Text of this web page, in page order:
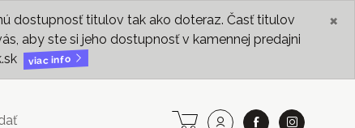
dostupnosť titulov tak ako doteraz. Časť titulov
aby ste si jeho dostupnosť v kamennej predajni
viac info
×